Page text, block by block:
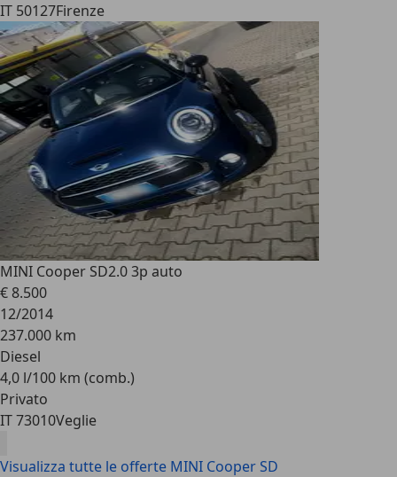
IT 50127Firenze
MINI Cooper SD2.0 3p auto
€ 8.500
12/2014
237.000 km
Diesel
4,0 l/100 km (comb.)
Privato
IT 73010Veglie
Visualizza tutte le offerte MINI Cooper SD